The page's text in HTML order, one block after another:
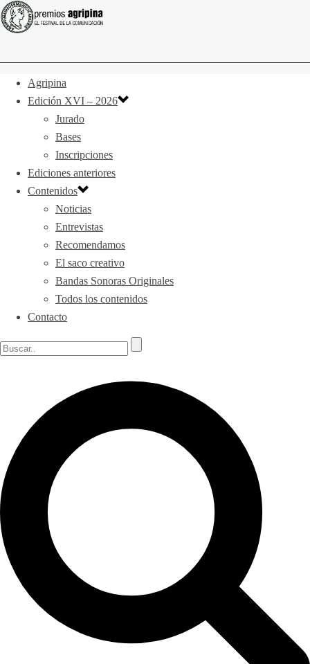
Agripina
Edición XVI – 2026
Jurado
Bases
Inscripciones
Ediciones anteriores
Contenidos
Noticias
Entrevistas
Recomendamos
El saco creativo
Bandas Sonoras Originales
Todos los contenidos
Contacto